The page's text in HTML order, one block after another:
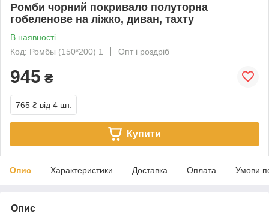
Ромби чорний покривало полуторна
гобеленове на ліжко, диван, тахту
В наявності
Код: Ромбы (150*200) 1
Опт і роздріб
945 ₴
765 ₴ від 4 шт.
Купити
Опис Характеристики Доставка Оплата Умови
Опис